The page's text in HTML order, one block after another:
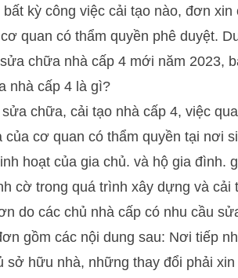
kỳ công việc cải tạo nào, đơn
quan có thẩm quyền phê duyệt.
chữa nhà cấp 4 mới năm 2023,
nhà cấp 4 là gì?
chữa, cải tạo nhà cấp 4, việc
cơ quan có thẩm quyền tại nơi
hoạt của gia chủ. và hộ gia đình.
cờ trong quá trình xây dựng và cải
do các chủ nhà cấp có nhu cầu
gồm các nội dung sau: Nơi tiếp
sở hữu nhà, những thay đổi phải xin